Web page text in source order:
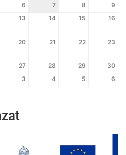
6 7 8
9
13 14 15 16
20 21 22 23
27 28 29
30
3 4 5 6